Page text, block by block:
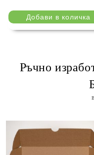
battery up to 5.5h of
storage case
⠀ Ръчно